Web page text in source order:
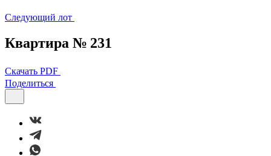
Следующий лот
Квартира № 231
Скачать PDF
Поделиться